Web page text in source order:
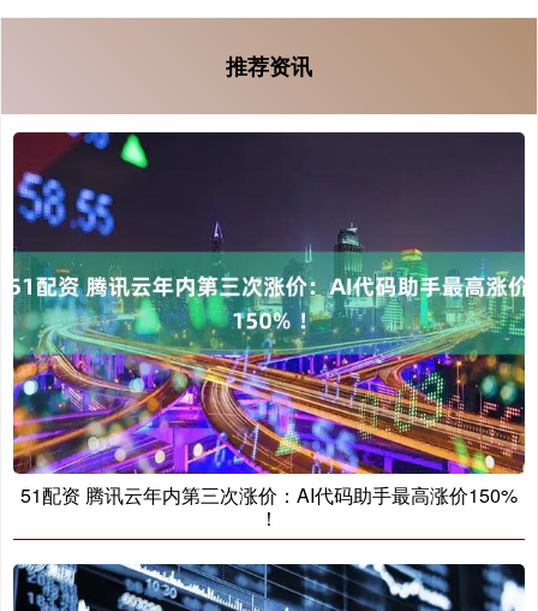
推荐资讯
51配资 腾讯云年内第三次涨价：AI代码助手最高涨价150%
！